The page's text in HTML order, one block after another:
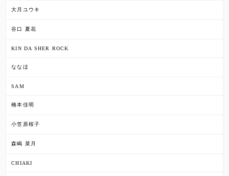
大月ユウキ
谷口 夏花
KIN DA SHER ROCK
ななほ
SAM
橋本佳明
小笠原桜子
森嶋 菜月
CHIAKI